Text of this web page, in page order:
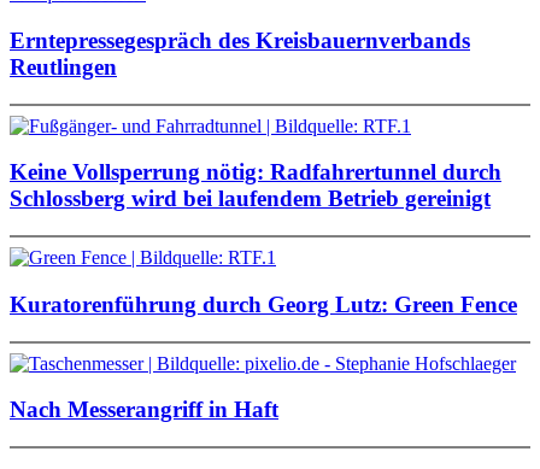
Erntepressegespräch des Kreisbauernverbands
Reutlingen
Keine Vollsperrung nötig: Radfahrertunnel durch
Schlossberg wird bei laufendem Betrieb gereinigt
Kuratorenführung durch Georg Lutz: Green Fence
Nach Messerangriff in Haft